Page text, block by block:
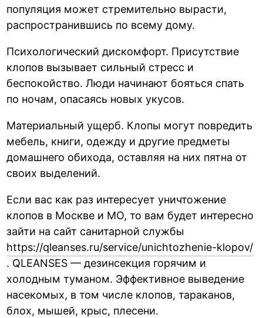
популяция может стремительно вырасти,
распространившись по всему дому.
Психологический дискомфорт. Присутствие
клопов вызывает сильный стресс и
беспокойство. Люди начинают бояться спать
по ночам, опасаясь новых укусов.
Материальный ущерб. Клопы могут повредить
мебель, книги, одежду и другие предметы
домашнего обихода, оставляя на них пятна от
своих выделений.
Если вас как раз интересует уничтожение
клопов в Москве и МО, то вам будет интересно
зайти на сайт санитарной службы
https://qleanses.ru/service/unichtozhenie-klopov/
. QLEANSES — дезинсекция горячим и
холодным туманом. Эффективное выведение
насекомых, в том числе клопов, тараканов,
блох, мышей, крыс, плесени.